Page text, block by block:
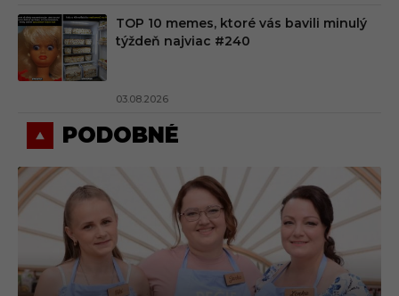
TOP 10 memes, ktoré vás bavili minulý
týždeň najviac #240
03.08.2026
PODOBNÉ